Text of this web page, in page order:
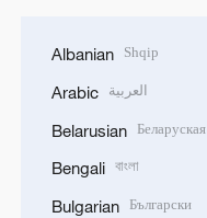
Albanian Shqip
Arabic العربية
Belarusian Беларуская
Bengali বাংলা
Bulgarian Български